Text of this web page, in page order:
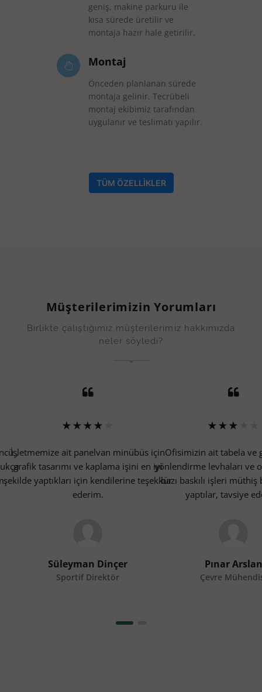
geniş, makine parkuru ile
kısa sürede üretilir ve
montaja hazır hale getirilir.
Montaj
Önceden planlanan sürede
montaja gelinir. Tecrübeli
montaj ekibimiz tarafından
uygulanır ve teslimatı yapılır.
TÜM ÖZELLİKLER
Müşterilerimizin Yorumları
Birlikte çalıştığımız müşterilerimiz hakkımızda
neler söyledi?
,
★ ★ ★ ★
İşletmemize ait panelvan minübüs için
grafik tasarımı ve kaplama işini en iyi
şekilde yaptıkları için kendilerine teşekkür
ederim.
Süleyman Dinçer
Sportif Direktör
★ ★ ★
Ofisimizin ait tabela ve
yönlendirme levhaları ve
bazı baskılı işleri müthiş
yaptılar, tavsiye
Pınar Arslan
Çevre